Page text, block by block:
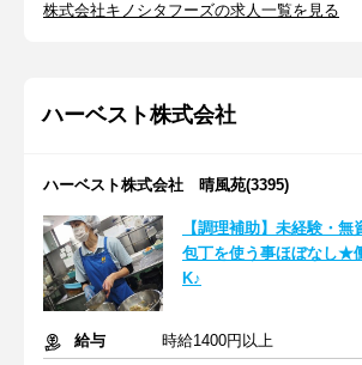
株式会社キノシタフーズの求人一覧を見る
ハーベスト株式会社
ハーベスト株式会社 晴風苑(3395)
【調理補助】未経験・
包丁を使う事ほぼなし★
K♪
給与
時給1400円以上